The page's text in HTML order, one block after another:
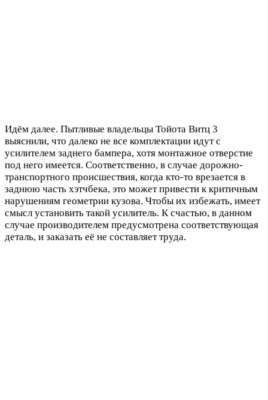
Идём далее. Пытливые владельцы Тойота Витц 3
выяснили, что далеко не все комплектации идут с
усилителем заднего бампера, хотя монтажное отверстие
под него имеется. Соответственно, в случае дорожно-
транспортного происшествия, когда кто-то врезается в
заднюю часть хэтчбека, это может привести к критичным
нарушениям геометрии кузова. Чтобы их избежать, имеет
смысл установить такой усилитель. К счастью, в данном
случае производителем предусмотрена соответствующая
деталь, и заказать её не составляет труда.